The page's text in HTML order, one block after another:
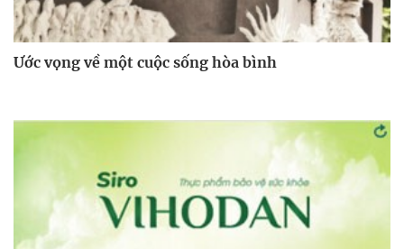
Ước vọng về một cuộc sống hòa bình